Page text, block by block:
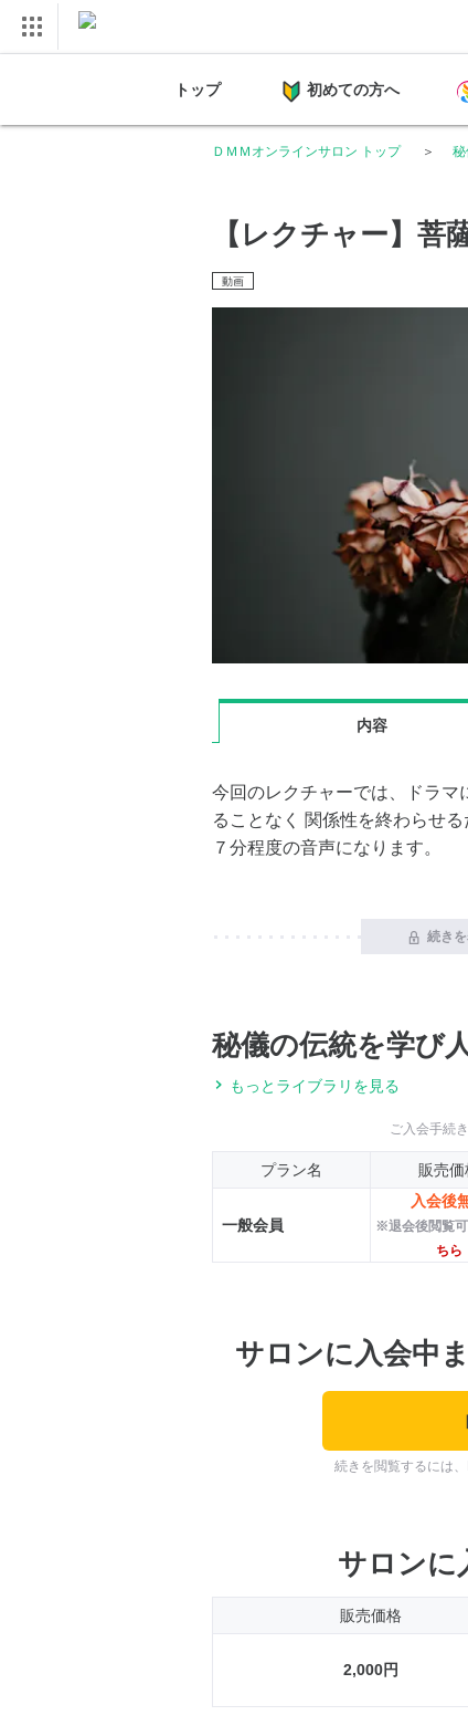
トップ 初めての方へ
ＤＭＭオンラインサロン トップ
【レクチャー】菩
動画
内容
今回のレクチャーでは、ドラマ
ることなく 関係性を終わらせ
７分程度の音声になります。
続き
秘儀の伝統を学び
もっとライブラリを見る
ご入会手続
プラン名 販売価
一般会員
入会後
※退会後閲覧
ちら
サロンに入会中
続きを閲覧するには
サロンに
販売価格
2,000円